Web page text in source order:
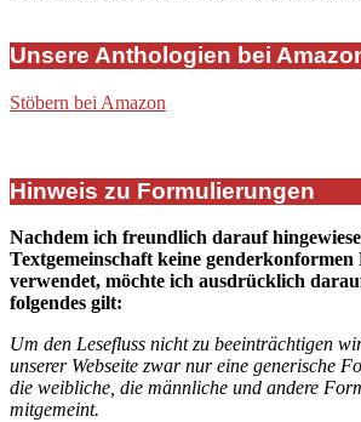
Unsere Anthologien bei
Stöbern bei Amazon
Hinweis zu Formulierungen
Nachdem ich freundlich darauf
Textgemeinschaft keine
verwendet, möchte ich ausdrücklich
folgendes gilt:
Um den Lesefluss nicht zu beeinträchtigen
unserer Webseite zwar nur eine generische
die weibliche, die männliche und andere
mitgemeint.